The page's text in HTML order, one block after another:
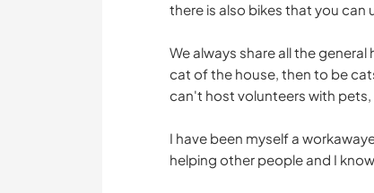
there is also bikes that you can
We always share all the
cat of the house, then to be
can't host volunteers with pets,
I have been myself a
helping other people and I